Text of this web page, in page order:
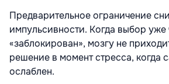
Предварительное ограничение
импульсивности. Когда выбор уже
«заблокирован», мозгу не
решение в момент стресса, когда
ослаблен.